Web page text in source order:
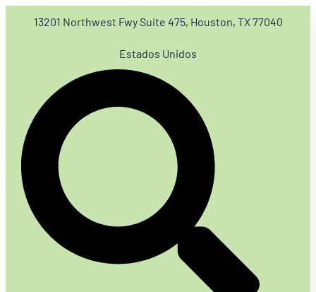
13201 Northwest Fwy Suite 475, Houston, TX 77040
Estados Unidos